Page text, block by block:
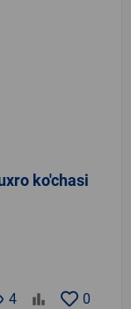
ko'chasi
0
4